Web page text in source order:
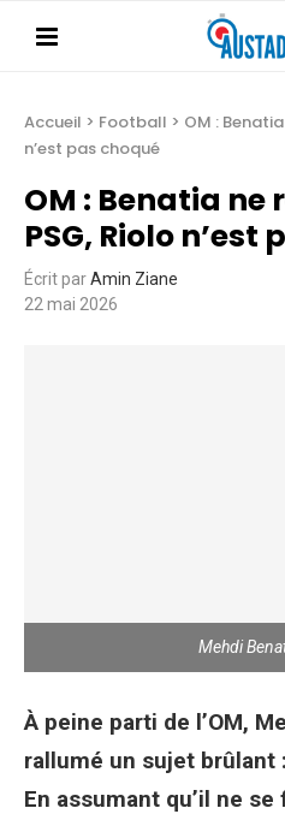
Accueil > Football > OM :
n’est pas choqué
OM : Benatia ne
PSG, Riolo n’est
Écrit parAmin Ziane
22 mai 2026
Mehdi
À peine parti de l’OM,
rallumé un sujet brûlant
En assumant qu’il ne